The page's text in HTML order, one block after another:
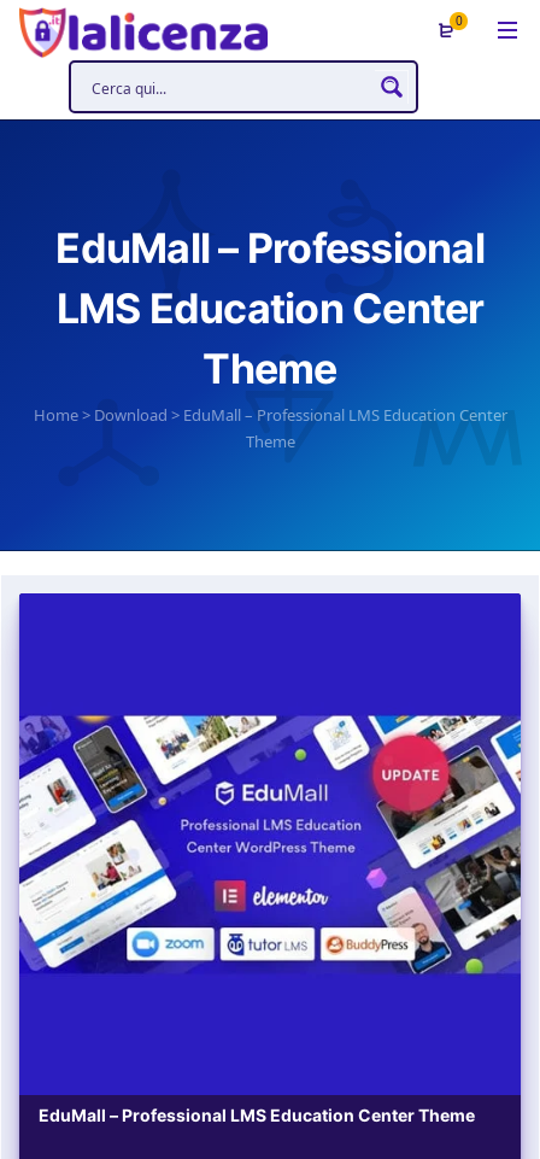
0
EduMall – Professional
LMS Education Center
Theme
Home> Download > EduMall – Professional LMS Education Center
Theme
EduMall – Professional LMS Education Center Theme